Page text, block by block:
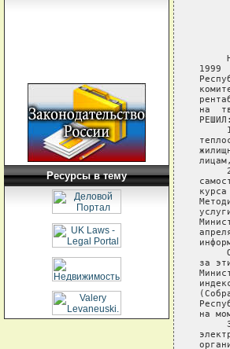
Ресурсы в тему